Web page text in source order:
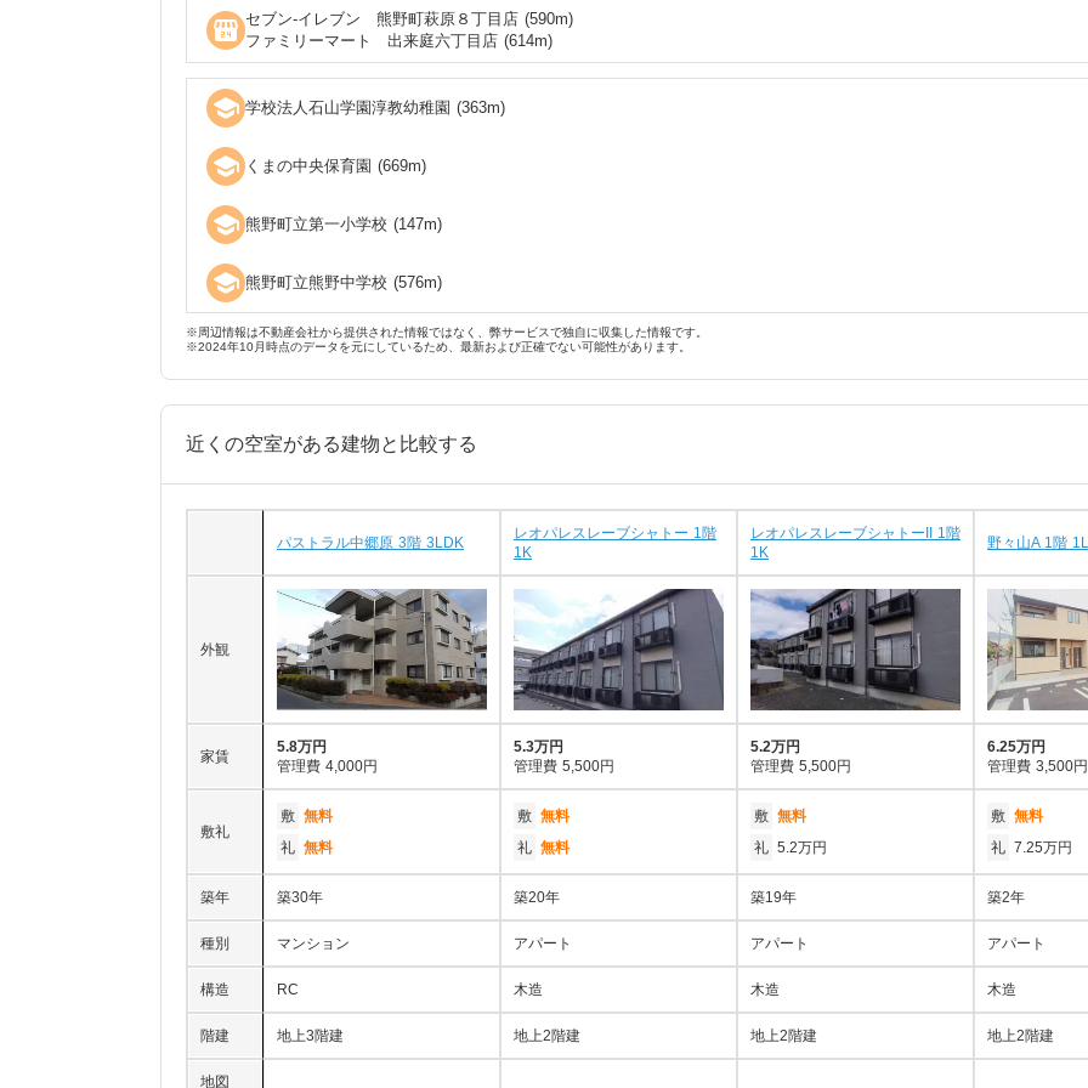
local_convenience_store セブン‐イレブン 熊野町萩原８丁目店 (590m)
ファミリーマート 出来庭六丁目店 (614m)
school 学校法人石山学園淳教幼稚園 (363m)
school くまの中央保育園 (669m)
school 熊野町立第一小学校 (147m)
school 熊野町立熊野中学校 (576m)
※周辺情報は不動産会社から提供された情報ではなく、弊サービスで独自に収集した情報です。
※2024年10月時点のデータを元にしているため、最新および正確でない可能性があります。
近くの空室がある建物と比較する
パストラル中郷原 3階 3LDK
レオパレスレーブシャトー 1階
1K
レオパレスレーブシャトーII 1階
1K
野々山A 1階
外観
家賃
5.8万円
管理費 4,000円
5.3万円
管理費 5,500円
5.2万円
管理費 5,500円
6.25万円
管理費 3,500円
敷礼
敷 無料
礼 無料
敷 無料
礼 無料
敷 無料
礼 5.2万円
敷 無料
礼 7.25万円
築年 築30年 築20年 築19年 築2年
種別 マンション アパート アパート アパート
構造 RC 木造 木造 木造
階建 地上3階建 地上2階建 地上2階建 地上2階建
地図